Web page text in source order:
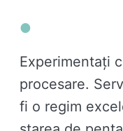
Experimentați
procesare.
fi o regim